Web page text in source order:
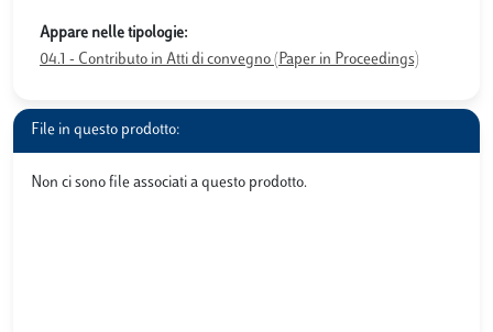
Appare nelle tipologie:
04.1 - Contributo in Atti di convegno (Paper in Proceedings)
File in questo prodotto:
Non ci sono file associati a questo prodotto.